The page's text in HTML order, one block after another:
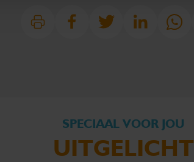
SPECIAAL VOOR JOU
UITGELICHT